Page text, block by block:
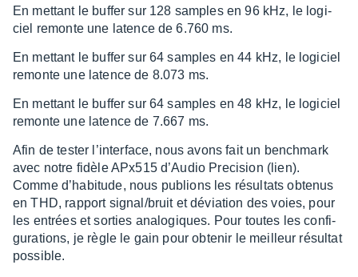
En mettant le buffer sur 128 samples en 96 kHz, le logi­­­
ciel remonte une latence de 6.760 ms.
En mettant le buffer sur 64 samples en 44 kHz, le logi­­­ciel
remonte une latence de 8.073 ms.
En mettant le buffer sur 64 samples en 48 kHz, le logi­­­ciel
remonte une latence de 7.667 ms.
Afin de tester l’in­ter­face, nous avons fait un bench­mark
avec notre fidèle APx515 d’Au­dio Preci­sion (lien).
Comme d’ha­bi­tude, nous publions les résul­tats obte­nus
en THD, rapport signal/bruit et dévia­tion des voies, pour
les entrées et sorties analo­giques. Pour toutes les confi­
gu­ra­tions, je règle le gain pour obte­nir le meilleur résul­tat
possible.